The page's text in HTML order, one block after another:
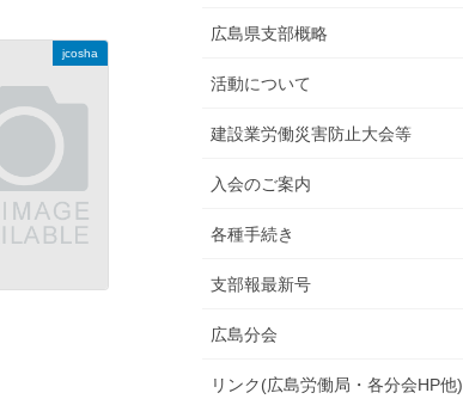
jcosha
広島県支部概略
活動について
建設業労働災害防止大会等
入会のご案内
各種手続き
支部報最新号
広島分会
リンク(広島労働局・各分会HP他)